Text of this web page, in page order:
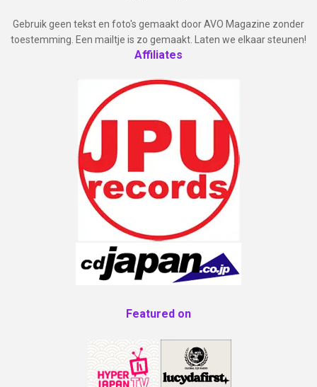
Gebruik geen tekst en foto's gemaakt door AVO Magazine zonder
toestemming. Een mailtje is zo gemaakt. Laten we elkaar steunen!
Affiliates
Featured on